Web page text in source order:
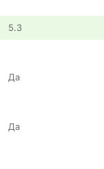
5.3
Да
Да